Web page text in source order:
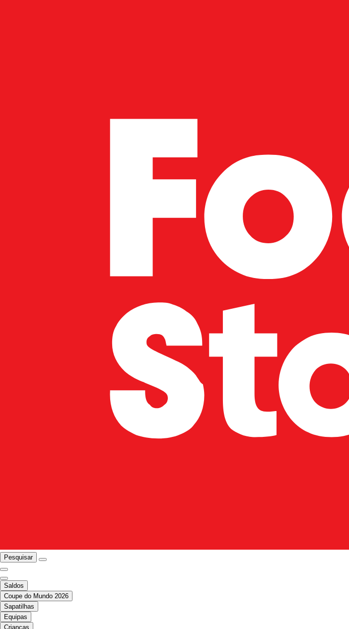
Pesquisar
Saldos
Coupe do Mundo 2026
Sapatilhas
Equipas
Crianças